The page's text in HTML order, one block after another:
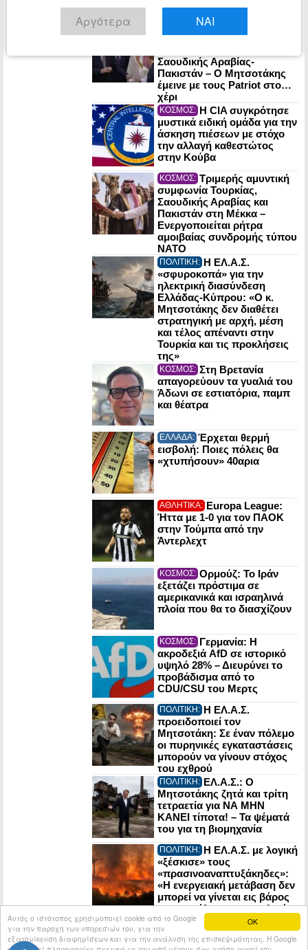
OK
Αυτός ο ιστότοπος χρησιμοποιεί cookie από το Google
για την παροχή των υπηρεσιών του, για την
εξατομίκευση διαφημίσεων και για την ανάλυση της επισκεψιμότητας. Η Google
ΠΟΛΙΤΙΚΗ: Η ΕΛ.Α.Σ. είχε
προειδοποιήσει για τη
Σαουδικής Αραβίας-
Πακιστάν – Ο Μητσοτάκης
έμεινε με τους Patriot στο…
χέρι
ΚΟΣΜΟΣ: Η CIA συγκρότησε
μυστικά ειδική ομάδα για την
άσκηση πιέσεων με στόχο
την αλλαγή καθεστώτος
στην Κούβα
ΚΟΣΜΟΣ: Τριμερής αμυντική
συμφωνία Τουρκίας,
Σαουδικής Αραβίας και
Πακιστάν στη Μέκκα –
Ενεργοποιείται ρήτρα
αμοιβαίας συνδρομής τύπου
NATO
ΠΟΛΙΤΙΚΗ: Η ΕΛ.Α.Σ.
«σφυροκοπά» για την
ηλεκτρική διασύνδεση
Ελλάδας-Κύπρου: «Ο κ.
Μητσοτάκης δεν διαθέτει
στρατηγική με αρχή, μέση
και τέλος απέναντι στην
Τουρκία και τις προκλήσεις
της»
ΚΟΣΜΟΣ: Στη Βρετανία
απαγορεύουν τα γυαλιά του
Άδωνι σε εστιατόρια, παμπ
και θέατρα
ΕΛΛΑΔΑ: Έρχεται θερμή
εισβολή: Ποιες πόλεις θα
«χτυπήσουν» 40αρια
ΑΘΛΗΤΙΚΑ: Europa League:
Ήττα με 1-0 για τον ΠΑΟΚ
στην Τούμπα από την
Άντερλεχτ
ΚΟΣΜΟΣ: Ορμούζ: Το Ιράν
εξετάζει πρόστιμα σε
αμερικανικά και ισραηλινά
πλοία που θα το διασχίζουν
ΚΟΣΜΟΣ: Γερμανία: Η
ακροδεξιά AfD σε ιστορικό
υψηλό 28% – Διευρύνει το
προβάδισμα από το
CDU/CSU του Μερτς
ΠΟΛΙΤΙΚΗ: Η ΕΛ.Α.Σ.
προειδοποιεί τον
Μητσοτάκη: Σε έναν πόλεμο
οι πυρηνικές εγκαταστάσεις
μπορούν να γίνουν στόχος
του εχθρού
ΠΟΛΙΤΙΚΗ: ΕΛ.Α.Σ.: Ο
Μητσοτάκης ζητά και τρίτη
τετραετία για ΝΑ ΜΗΝ
ΚΑΝΕΙ τίποτα! – Τα ψέματά
του για τη βιομηχανία
ΠΟΛΙΤΙΚΗ: Η ΕΛ.Α.Σ. με λογική
«ξέσκισε» τους
«πρασινοαναπτυξάκηδες»:
«Η ενεργειακή μετάβαση δεν
μπορεί να γίνεται εις βάρος
της ασφάλειας των πολιτών
ούτε της προστασίας των
δασικών οικοσυστημάτων»
Αργότερα ΝΑΙ